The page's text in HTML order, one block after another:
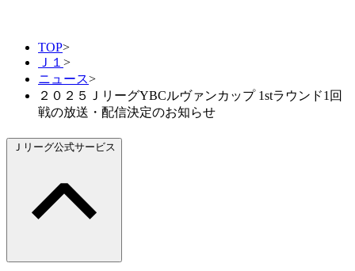
TOP>
Ｊ１ >
ニュース>
２０２５ＪリーグYBCルヴァンカップ 1stラウンド1回
戦の放送・配信決定のお知らせ
Ｊリーグ公式サービス